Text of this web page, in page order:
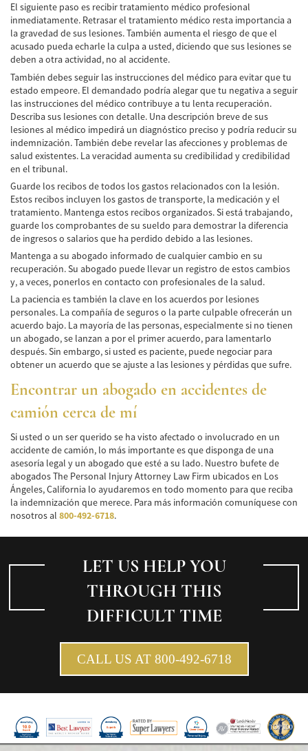
El siguiente paso es recibir tratamiento médico profesional
inmediatamente. Retrasar el tratamiento médico resta importancia a
la gravedad de sus lesiones. También aumenta el riesgo de que el
acusado pueda echarle la culpa a usted, diciendo que sus lesiones se
deben a otra actividad, no al accidente.
También debes seguir las instrucciones del médico para evitar que tu
estado empeore. El demandado podría alegar que tu negativa a seguir
las instrucciones del médico contribuye a tu lenta recuperación.
Describa sus lesiones con detalle. Una descripción breve de sus
lesiones al médico impedirá un diagnóstico preciso y podría reducir su
indemnización. También debe revelar las afecciones y problemas de
salud existentes. La veracidad aumenta su credibilidad y credibilidad
en el tribunal.
Guarde los recibos de todos los gastos relacionados con la lesión.
Estos recibos incluyen los gastos de transporte, la medicación y el
tratamiento. Mantenga estos recibos organizados. Si está trabajando,
guarde los comprobantes de su sueldo para demostrar la diferencia
de ingresos o salarios que ha perdido debido a las lesiones.
Mantenga a su abogado informado de cualquier cambio en su
recuperación. Su abogado puede llevar un registro de estos cambios
y, a veces, ponerlos en contacto con profesionales de la salud.
La paciencia es también la clave en los acuerdos por lesiones
personales. La compañía de seguros o la parte culpable ofrecerán un
acuerdo bajo. La mayoría de las personas, especialmente si no tienen
un abogado, se lanzan a por el primer acuerdo, para lamentarlo
después. Sin embargo, si usted es paciente, puede negociar para
obtener un acuerdo que se ajuste a las lesiones y pérdidas que sufre.
Encontrar un abogado en accidentes de
camión cerca de mí
Si usted o un ser querido se ha visto afectado o involucrado en un
accidente de camión, lo más importante es que disponga de una
asesoría legal y un abogado que esté a su lado. Nuestro bufete de
abogados The Personal Injury Attorney Law Firm ubicados en Los
Ángeles, California lo ayudaremos en todo momento para que reciba
la indemnización que merece. Para más información comuníquese con
nosotros al 800-492-6718.
LET US HELP YOU
THROUGH THIS
DIFFICULT TIME
CALL US AT 800-492-6718